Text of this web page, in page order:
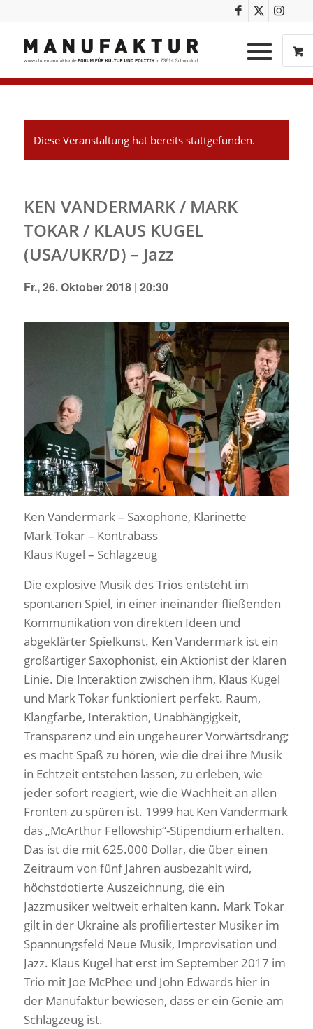
Diese Veranstaltung hat bereits stattgefunden.
KEN VANDERMARK / MARK
TOKAR / KLAUS KUGEL
(USA/UKR/D) – Jazz
Fr., 26. Oktober 2018 | 20:30
Ken Vandermark – Saxophone, Klarinette
Mark Tokar – Kontrabass
Klaus Kugel – Schlagzeug
Die explosive Musik des Trios entsteht im
spontanen Spiel, in einer ineinander fließenden
Kommunikation von direkten Ideen und
abgeklärter Spielkunst. Ken Vandermark ist ein
großartiger Saxophonist, ein Aktionist der klaren
Linie. Die Interaktion zwischen ihm, Klaus Kugel
und Mark Tokar funktioniert perfekt. Raum,
Klangfarbe, Interaktion, Unabhängigkeit,
Transparenz und ein ungeheurer Vorwärtsdrang;
es macht Spaß zu hören, wie die drei ihre Musik
in Echtzeit entstehen lassen, zu erleben, wie
jeder sofort reagiert, wie die Wachheit an allen
Fronten zu spüren ist. 1999 hat Ken Vandermark
das „McArthur Fellowship“-Stipendium erhalten.
Das ist die mit 625.000 Dollar, die über einen
Zeitraum von fünf Jahren ausbezahlt wird,
höchstdotierte Auszeichnung, die ein
Jazzmusiker weltweit erhalten kann. Mark Tokar
gilt in der Ukraine als profiliertester Musiker im
Spannungsfeld Neue Musik, Improvisation und
Jazz. Klaus Kugel hat erst im September 2017 im
Trio mit Joe McPhee und John Edwards hier in
der Manufaktur bewiesen, dass er ein Genie am
Schlagzeug ist.